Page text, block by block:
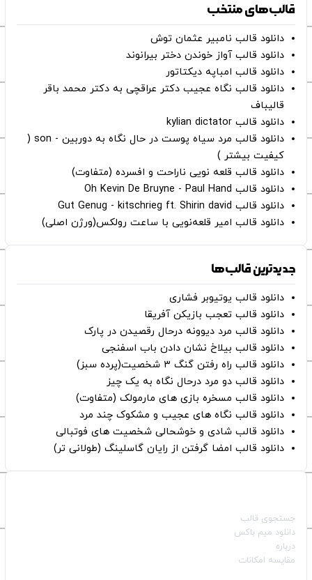
قالب‌های منتخب
دانلود قالب نامبیر عثمان ‌توش
دانلود قالب آواز خوندن دختر بیرانوند
دانلود قالب امباپه دیکتاتور
دانلود قالب نگاه عجیب دکتر عراقچی به دکتر محمد باقر
قالیباف
دانلود قالب kylian dictator
دانلود قالب مرد سیاه پوست در حال نگاه به دوربین - son (
کیفیت بیشتر )
دانلود قالب قلعه نویی ناراحت و افسرده (متفاوت)
دانلود قالب Oh Kevin De Bruyne - Paul Hand
دانلود قالب Gut Genug - kitschrieg ft. Shirin david
دانلود قالب امیر قلعه‌نویی با ساعت رولکس(ورژن اصلی)
جدیدترین قالب‌ها
دانلود قالب یوتیوبر فشاری
دانلود قالب تعجب بازیکن آفریقا
دانلود قالب مرد دیوونه درحال رقصیدن در پارک
دانلود قالب بیلاخ نشان دادن باب اسفنجی
دانلود قالب راه رفتن گنگ ۳ شخصیت(پرده سبز)
دانلود قالب دو مرد درحال نگاه به یک چیز
دانلود قالب مسخره بازی های مارمولک (متفاوت)
دانلود قالب نگاه های عجیب و مشکوک چند مرد
دانلود قالب شادی و خوشحالی شخصیت های فوتبالی
دانلود قالب امضا گرفتن از رایان گاسلینگ (طولانی تر)
جستجوی قالب
دانلود میم باکس
درباره
مقایسه امکانات